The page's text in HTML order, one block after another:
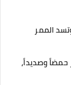
الممر
وصديداً،